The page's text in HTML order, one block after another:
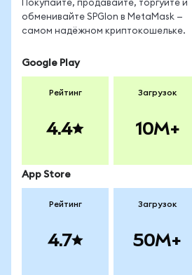
Покупайте, продавайте, торгуйте и
обменивайте SPGIon в MetaMask —
самом надёжном криптокошельке.
Google Play
Рейтинг
4.4
Загрузок
10M+
App Store
Рейтинг
4.7
Загрузок
50M+